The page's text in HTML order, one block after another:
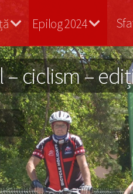
Epilog 2024
ciclism –